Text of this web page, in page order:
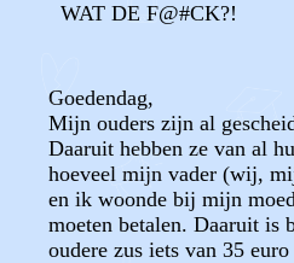
WAT DE F@#CK?!
Goedendag,
Mijn ouders zijn al
Daaruit hebben ze van al
hoeveel mijn vader (wij,
en ik woonde bij mijn
moeten betalen. Daaruit is
oudere zus iets van 35